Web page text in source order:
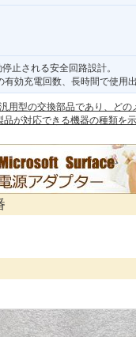
止される安全回路設計。
効充電回数、長時間で使用出
用型の交換部品であり、どの
が対応できる機器の種類を示